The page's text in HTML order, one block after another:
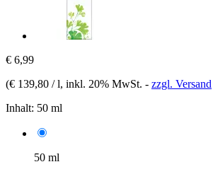
€ 6,99
(€ 139,80 / l, inkl. 20% MwSt. - zzgl. Versand
Inhalt: 50 ml
50 ml